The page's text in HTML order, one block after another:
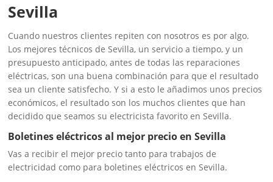
Sevilla
Cuando nuestros clientes repiten con nosotros es por algo.
Los mejores técnicos de Sevilla, un servicio a tiempo, y un
presupuesto anticipado, antes de todas las reparaciones
eléctricas, son una buena combinación para que el resultado
sea un cliente satisfecho. Y si a esto le añadimos unos precios
económicos, el resultado son los muchos clientes que han
decidido que seamos su electricista favorito en Sevilla.
Boletines eléctricos al mejor precio en Sevilla
Vas a recibir el mejor precio tanto para trabajos de
electricidad como para boletines eléctricos en Sevilla.